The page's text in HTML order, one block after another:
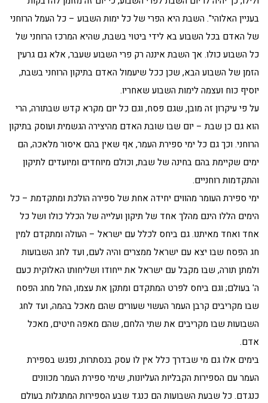
בעניין האלוהי". השבת היא הפרי של כל ימות השבוע – כל העמל הרוחני
של האדם בכל השבוע בא לידי ביטוי בשבת, שהיא המרכז הרוחני של
כל השבוע כולו. אך השבת איננה רק פרי השבוע שעבר, אלא גם גרעין
הזמן של השבוע הבא, שכן ככל שיעמול האדם בתיקון הרוחני בשבת,
יוסיף כוח ועצמה לימות השבוע שאחריו.
על פי עיקרון זה מובן, שגם פסח, וגם כל יום מקרא קדש שבתורה, הרי
הוא גם כן שבת – יום שבו שובת האדם מהיצירה הגשמית ועוסק בתיקון
הרוחני. וכך גם כל ימי ספירת העמר, אף שאין בהם איסור מלאכה, הם
ימים שקיימת בהם בחינה של שבת, וכולם מיוחדים ומיועדים לתיקון
והתקדמות רוחניים.
ימי ספירת העומר מהווים יחידה אחת של ספירה הולכת ומתקדמת – כל
הימים הללו הינם מהלך אחד של תיקון ועלייה של הכלל כולו ושל כל
אחד ואחד מאיתנו. גם ביחס לכלל עם ישראל – העולה ומתקדם למין
חג הפסח שבו יצא עם ישראל ממצרים והיה לעם, ועד לחג השבועות
ולמתן תורה, שבו מקבל עם ישראל את ייחודו ושליחותו האלוקית כעם
ה' בעולם; וגם ביחס לפרט המתקדם ומתקן את עצמו, החל מחג הפסח
שבו מקריבים קרבן העמר העשוי שעורים שהם מאכל בהמה, ועד לחג
השבועות שבו מקריבים את שתי הלחם, שהם מאפה חיטים, מאכל
אדם.
בימים אלו גם מי שבדרך כלל אין לו עסק בנסתרות, נפגש בספירת
העמר עם הספירות הקבליות העליונות, שימי ספירת העמר מכוונים
כנגדם. כל שבעת השבועות הם כנגד שבע הספירות המתגלות בעולם